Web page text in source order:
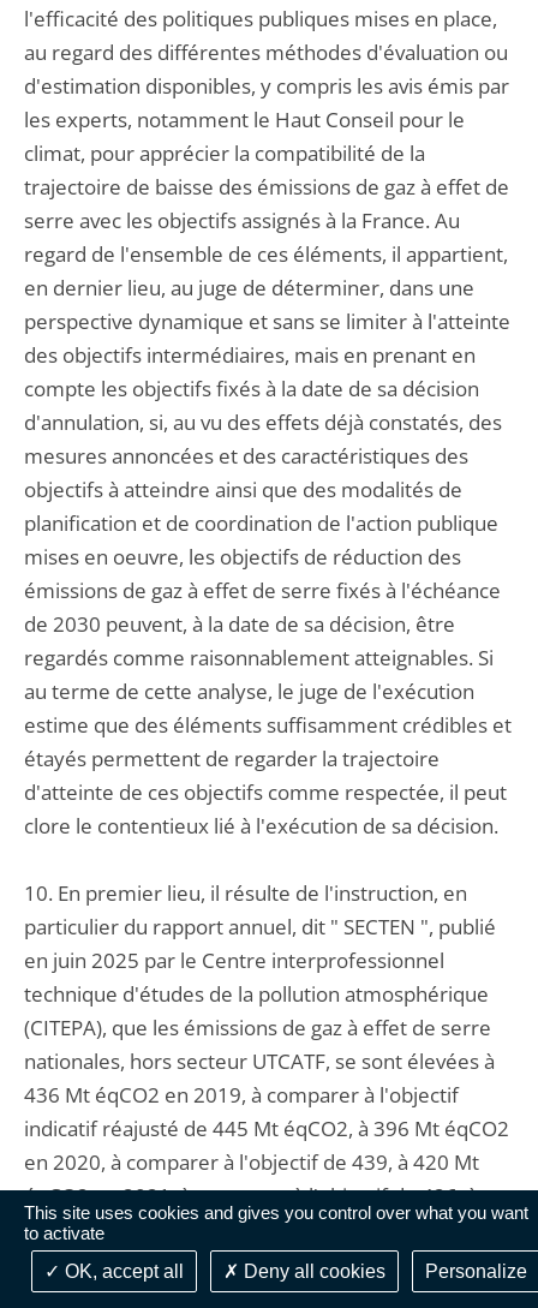
This site uses cookies and gives you control over what you want
to activate
OK, accept all
Deny all cookies Personalize
l'efficacité des politiques publiques mises en place,
au regard des différentes méthodes d'évaluation ou
d'estimation disponibles, y compris les avis émis par
les experts, notamment le Haut Conseil pour le
climat, pour apprécier la compatibilité de la
trajectoire de baisse des émissions de gaz à effet de
serre avec les objectifs assignés à la France. Au
regard de l'ensemble de ces éléments, il appartient,
en dernier lieu, au juge de déterminer, dans une
perspective dynamique et sans se limiter à l'atteinte
des objectifs intermédiaires, mais en prenant en
compte les objectifs fixés à la date de sa décision
d'annulation, si, au vu des effets déjà constatés, des
mesures annoncées et des caractéristiques des
objectifs à atteindre ainsi que des modalités de
planification et de coordination de l'action publique
mises en oeuvre, les objectifs de réduction des
émissions de gaz à effet de serre fixés à l'échéance
de 2030 peuvent, à la date de sa décision, être
regardés comme raisonnablement atteignables. Si
au terme de cette analyse, le juge de l'exécution
estime que des éléments suffisamment crédibles et
étayés permettent de regarder la trajectoire
d'atteinte de ces objectifs comme respectée, il peut
clore le contentieux lié à l'exécution de sa décision.
10. En premier lieu, il résulte de l'instruction, en
particulier du rapport annuel, dit " SECTEN ", publié
en juin 2025 par le Centre interprofessionnel
technique d'études de la pollution atmosphérique
(CITEPA), que les émissions de gaz à effet de serre
nationales, hors secteur UTCATF, se sont élevées à
436 Mt éqCO2 en 2019, à comparer à l'objectif
indicatif réajusté de 445 Mt éqCO2, à 396 Mt éqCO2
en 2020, à comparer à l'objectif de 439, à 420 Mt
éqCO2 en 2021, à comparer à l'objectif de 426, à
403 Mt éqCO2 en 2022, à comparer à l'objectif de
413 et à 376 Mt éqCO2 en 2023, à comparer à
l'objectif de 400. Le niveau d'émissions brutes